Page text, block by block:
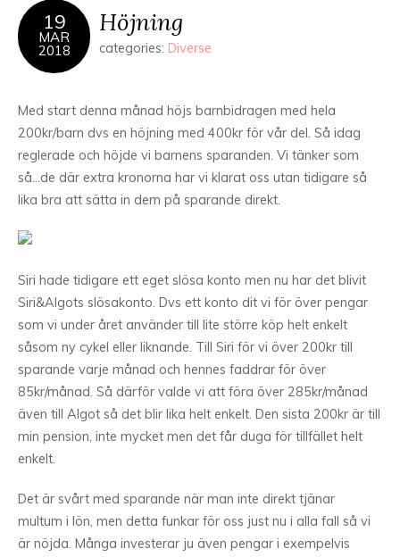
19
MAR
2018
Höjning
categories: Diverse
Med start denna månad höjs barnbidragen med hela
200kr/barn dvs en höjning med 400kr för vår del. Så idag
reglerade och höjde vi barnens sparanden. Vi tänker som
så…de där extra kronorna har vi klarat oss utan tidigare så
lika bra att sätta in dem på sparande direkt.
Siri hade tidigare ett eget slösa konto men nu har det blivit
Siri&Algots slösakonto. Dvs ett konto dit vi för över pengar
som vi under året använder till lite större köp helt enkelt
såsom ny cykel eller liknande. Till Siri för vi över 200kr till
sparande varje månad och hennes faddrar för över
85kr/månad. Så därför valde vi att föra över 285kr/månad
även till Algot så det blir lika helt enkelt. Den sista 200kr är till
min pension, inte mycket men det får duga för tillfället helt
enkelt.
Det är svårt med sparande när man inte direkt tjänar
multum i lön, men detta funkar för oss just nu i alla fall så vi
är nöjda. Många investerar ju även pengar i exempelvis